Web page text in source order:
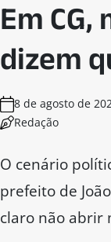
Em
dizem
8 de agosto de
Redação
O cenário
prefeito de
claro não abrir